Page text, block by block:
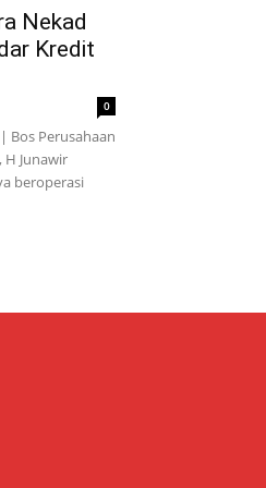
Nekad
Kredit
0
| Bos Perusahaan
H Junawir
beroperasi